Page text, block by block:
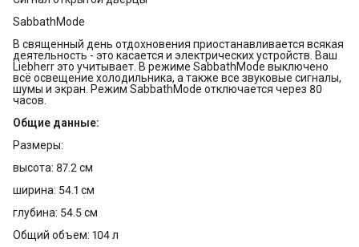
SabbathMode
В священный день отдохновения приостанавливается всякая
деятельность - это касается и электрических устройств. Ваш
Liebherr это учитывает. В режиме SabbathMode выключено
всё освещение холодильника, а также все звуковые сигналы,
шумы и экран. Режим SabbathMode отключается через 80
часов.
Общие данные:
Размеры:
высота: 87.2 см
ширина: 54.1 см
глубина: 54.5 см
Общий объем: 104 л